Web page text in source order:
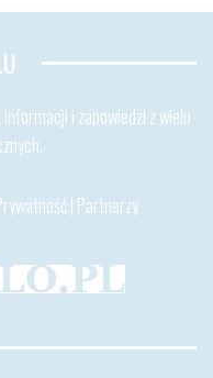
i zapowiedzi z wielu
| Partnerzy